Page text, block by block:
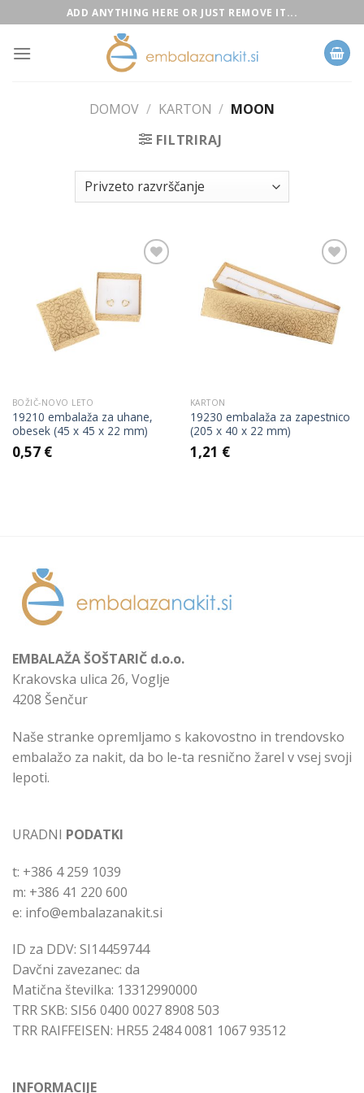
to
content
ADD ANYTHING HERE OR JUST REMOVE IT...
DOMOV / KARTON / MOON
FILTRIRAJ
Wishlist
BOŽIČ-NOVO LETO
19210 embalaža za uhane,
obesek (45 x 45 x 22 mm)
0,57 €
Add to
Wishlist
KARTON
19230 embalaža za zapestnico
(205 x 40 x 22 mm)
1,21 €
EMBALAŽA ŠOŠTARIČ d.o.o.
Krakovska ulica 26, Voglje
4208 Šenčur
Naše stranke opremljamo s kakovostno in trendovsko
embalažo za nakit, da bo le-ta resnično žarel v vsej svoji
lepoti.
URADNI PODATKI
t: +386 4 259 1039
m: +386 41 220 600
e: info@embalazanakit.si
ID za DDV: SI14459744
Davčni zavezanec: da
Matična številka: 13312990000
TRR SKB: SI56 0400 0027 8908 503
TRR RAIFFEISEN: HR55 2484 0081 1067 93512
INFORMACIJE